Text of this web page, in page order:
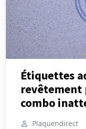
Étiquettes
revêtement
combo
Plaquendirect